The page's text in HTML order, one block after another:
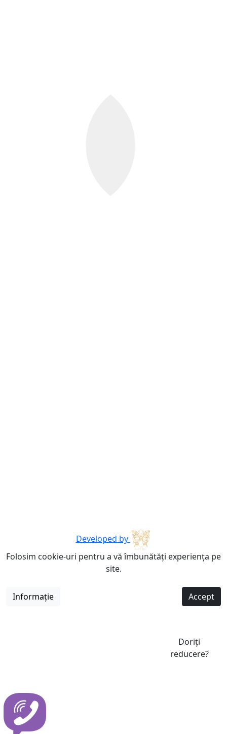
Developed by
Folosim cookie-uri pentru a vă îmbunătăți experiența pe
site.
Informație Accept
Doriți
reducere?